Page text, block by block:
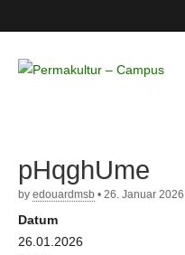
– Campus
pHqghUme
by edouardmsb • 26. Januar 2026
Datum
26.01.2026